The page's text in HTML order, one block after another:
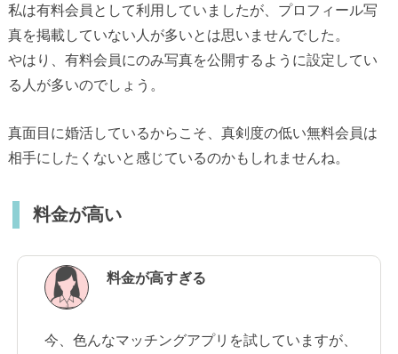
私は有料会員として利用していましたが、プロフィール写
真を掲載していない人が多いとは思いませんでした。
やはり、有料会員にのみ写真を公開するように設定してい
る人が多いのでしょう。
真面目に婚活しているからこそ、真剣度の低い無料会員は
相手にしたくないと感じているのかもしれませんね。
料金が高い
料金が高すぎる
今、色んなマッチングアプリを試していますが、